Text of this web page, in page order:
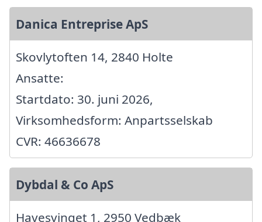
Danica Entreprise ApS
Skovlytoften 14, 2840 Holte
Ansatte:
Startdato: 30. juni 2026,
Virksomhedsform: Anpartsselskab
CVR: 46636678
Dybdal & Co ApS
Havesvinget 1, 2950 Vedbæk